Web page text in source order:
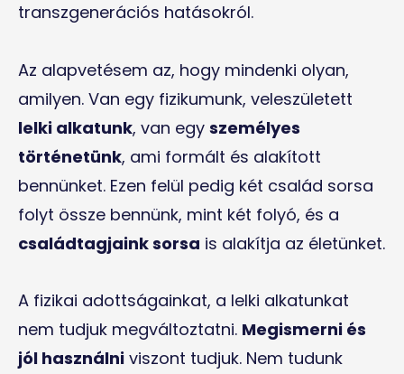
transzgenerációs hatásokról.
Az alapvetésem az, hogy mindenki olyan,
amilyen. Van egy fizikumunk, veleszületett
lelki alkatunk, van egy személyes
történetünk, ami formált és alakított
bennünket. Ezen felül pedig két család sorsa
folyt össze bennünk, mint két folyó, és a
családtagjaink sorsa is alakítja az életünket.
A fizikai adottságainkat, a lelki alkatunkat
nem tudjuk megváltoztatni. Megismerni és
jól használni viszont tudjuk. Nem tudunk